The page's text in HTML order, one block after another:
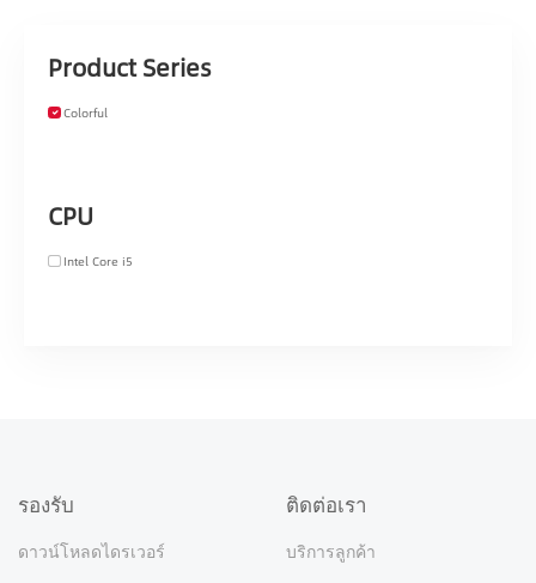
Product Series
Colorful
CPU
Intel Core i5
รองรับ
ดาวน์โหลดไดรเวอร์
ติดต่อเรา
บริการลูกค้า